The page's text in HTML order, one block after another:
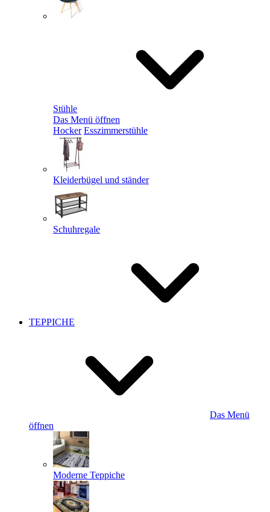
Stühle
Das Menü öffnen
Hocker Esszimmerstühle
Kleiderbügel und ständer
Schuhregale
TEPPICHE
Das Menü
öffnen
Moderne Teppiche